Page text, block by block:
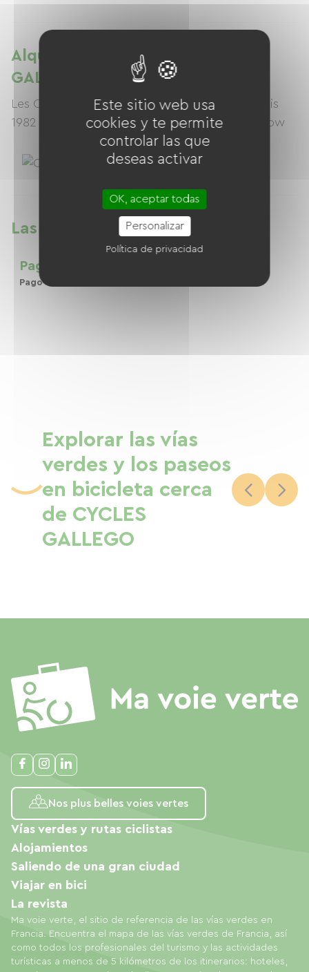
Alquiler de bicicletas en CYCLES
GALLEGO
Les Cycles Gallego spécialistes du vélo depuis
1982 avec des marques comme Trek et Amflow
Las pequeñas ventajas
Pago seguro
Pago en línea seguro
Explorar las vías
verdes y los paseos
en bicicleta cerca
de CYCLES
GALLEGO
Nos plus belles voies vertes
Ma voie verte, el sitio de referencia de las vías verdes en
Francia. Encuentra el mapa de las vías verdes de Francia, así
como todos los profesionales del turismo y las actividades
turísticas a menos de 5 kilómetros de los itinerarios: hoteles,
Vías verdes y rutas ciclistas
Alojamientos
Saliendo de una gran ciudad
Viajar en bici
La revista
Este sitio web usa
cookies y te permite
controlar las que
deseas activar
OK, aceptar todas
Personalizar
Política de privacidad